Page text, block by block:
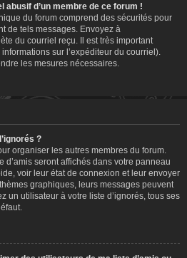
abusif d’un membre de ce forum !
du forum comprend des sécurités pour
de tels messages. Envoyez à
du courriel reçu. Il est très important
sur l’expéditeur du courriel).
les mesures nécessaires.
?
organiser les autres membres du forum.
d’amis seront affichés dans votre panneau
voir leur état de connexion et leur envoyer
graphiques, leurs messages peuvent
un utilisateur à votre liste d’ignorés, tous ses